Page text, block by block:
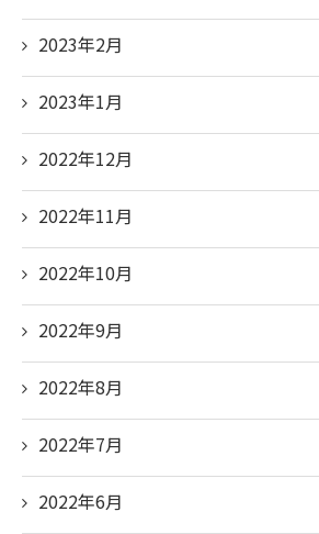
2023年2月
2023年1月
2022年12月
2022年11月
2022年10月
2022年9月
2022年8月
2022年7月
2022年6月